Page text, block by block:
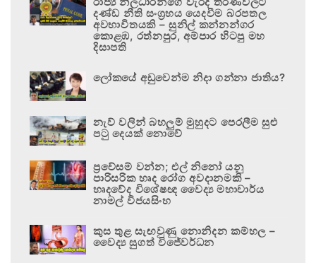
දණ්ඩ නීති සංග්‍රහය යෙදවීම බරපතල
අවභාවිතයකි – සුනිල් කන්නන්ගර
කොළඹ, රත්නපුර, අම්පාර හිටපු මහ
දිසාපති
ලෝකයේ අඩුවෙන්ම නිදා ගන්නා ජාතිය?
නැව් වලින් බහලුම් මුහුදට පෙරලීම සුළු
පටු දෙයක් නොවේ
ප්‍රවේසම් වන්න; එල් නිනෝ යනු
පාරිසරික හෘද රෝග අවදානමකි –
හෘදවේද විශේෂඥ වෛද්‍ය මහාචාර්ය
නාමල් විජයසිංහ
කුස තුළ සැඟවුණු නොනිදන කම්හල –
වෛද්‍ය සුගත් විජේවර්ධන